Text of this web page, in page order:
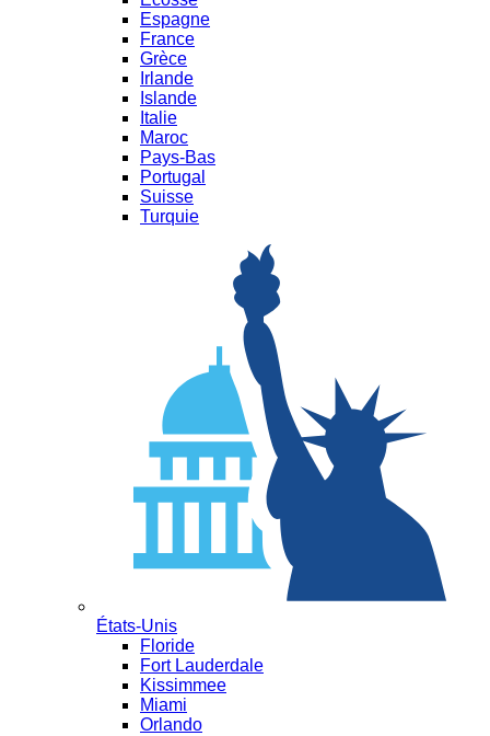
Espagne
France
Grèce
Irlande
Islande
Italie
Maroc
Pays-Bas
Portugal
Suisse
Turquie
États-Unis
Floride
Fort Lauderdale
Kissimmee
Miami
Orlando